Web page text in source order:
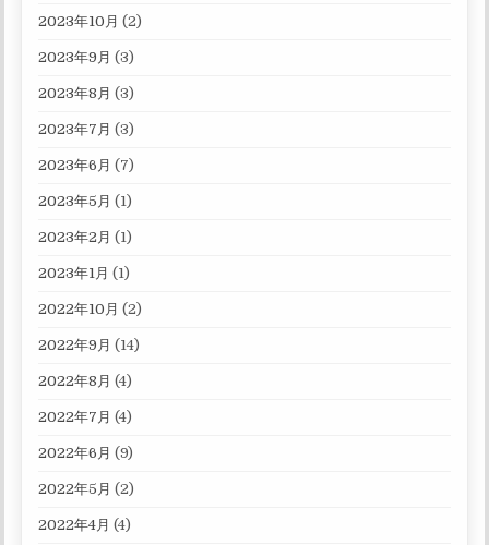
2023年10月 (2)
2023年9月 (3)
2023年8月 (3)
2023年7月 (3)
2023年6月 (7)
2023年5月 (1)
2023年2月 (1)
2023年1月 (1)
2022年10月 (2)
2022年9月 (14)
2022年8月 (4)
2022年7月 (4)
2022年6月 (9)
2022年5月 (2)
2022年4月 (4)